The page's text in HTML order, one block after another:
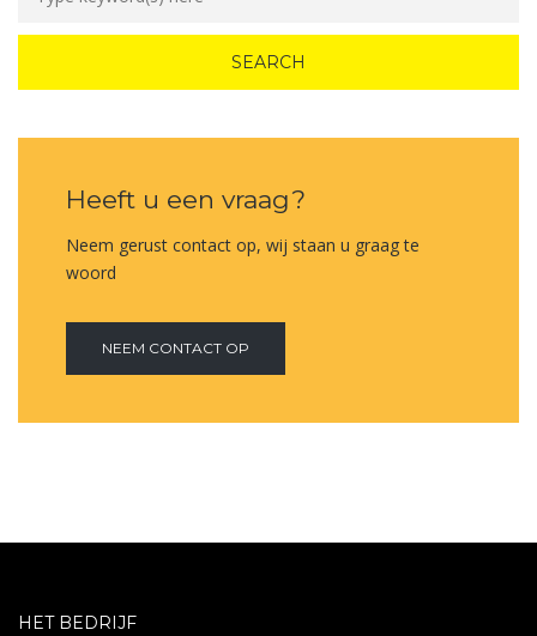
Heeft u een vraag?
Neem gerust contact op, wij staan u graag te
woord
NEEM CONTACT OP
HET BEDRIJF